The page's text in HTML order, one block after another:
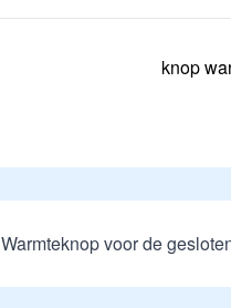
knop
Warmteknop voor de